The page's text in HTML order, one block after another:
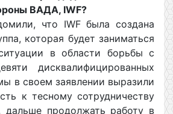
ВАДА, IWF?
что IWF была создана
которая будет заниматься
в области борьбы с
дисквалифицированных
в своем заявлении выразили
к тесному сотрудничеству
дальше продолжать работу в